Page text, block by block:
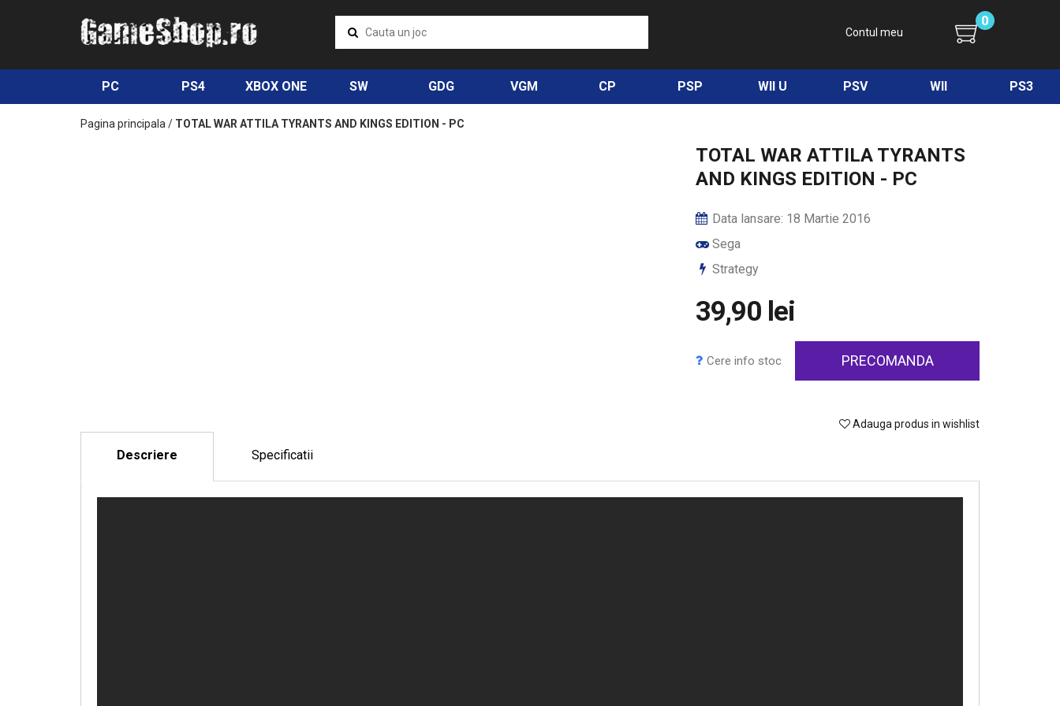
Contul meu
0
PC PS4 XBOX ONE SW GDG VGM CP PSP WII U PSV WII PS3
Pagina principala / TOTAL WAR ATTILA TYRANTS AND KINGS EDITION - PC
TOTAL WAR ATTILA TYRANTS
AND KINGS EDITION - PC
Data lansare: 18 Martie 2016
Sega
Strategy
39,90 lei
Cere info stoc PRECOMANDA
Adauga produs in wishlist
Descriere Specificatii